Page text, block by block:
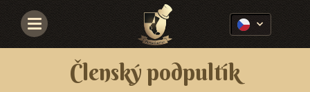
Navigace
Členský podpultík